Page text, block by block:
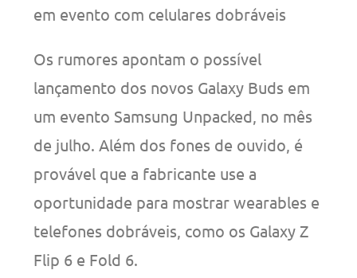
em evento com celulares dobráveis
Os rumores apontam o possível
lançamento dos novos Galaxy Buds em
um evento Samsung Unpacked, no mês
de julho. Além dos fones de ouvido, é
provável que a fabricante use a
oportunidade para mostrar wearables e
telefones dobráveis, como os Galaxy Z
Flip 6 e Fold 6.